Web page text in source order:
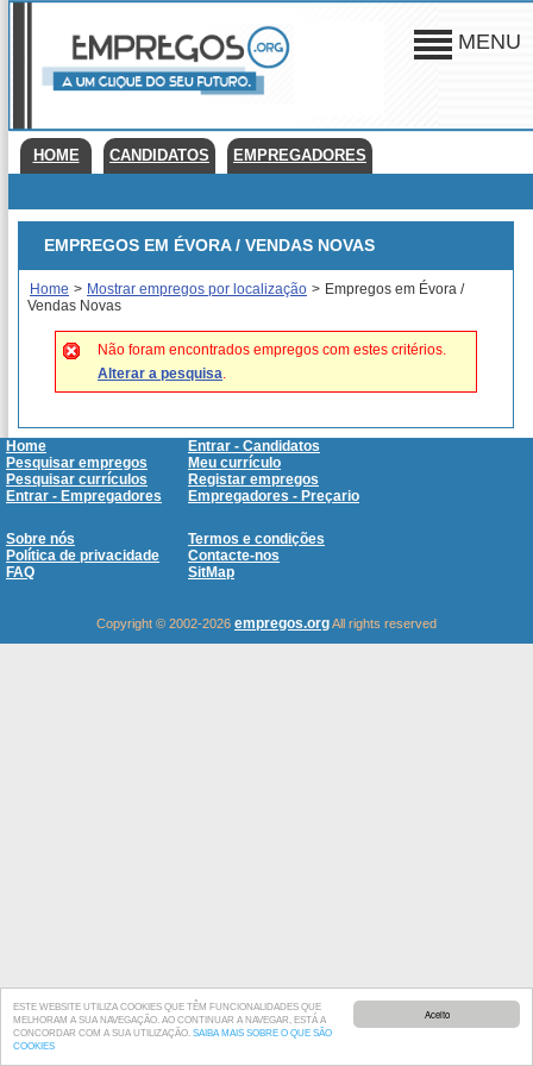
Aceito
ESTE WEBSITE UTILIZA COOKIES QUE TÊM FUNCIONALIDADES QUE
MELHORAM A SUA NAVEGAÇÃO. AO CONTINUAR A NAVEGAR, ESTÁ A
CONCORDAR COM A SUA UTILIZAÇÃO. SAIBA MAIS SOBRE O QUE SÃO
COOKIES
MENU
HOME CANDIDATOS EMPREGADORES
EMPREGOS EM ÉVORA / VENDAS NOVAS
Home > Mostrar empregos por localização > Empregos em Évora /
Vendas Novas
Não foram encontrados empregos com estes critérios.
Alterar a pesquisa.
Home
Entrar - Candidatos
Pesquisar empregos
Meu currículo
Pesquisar currículos
Registar empregos
Entrar - Empregadores
Empregadores - Preçario
Sobre nós
Termos e condições
Política de privacidade
Contacte-nos
FAQ
SitMap
Copyright © 2002-2026 empregos.orgAll rights reserved